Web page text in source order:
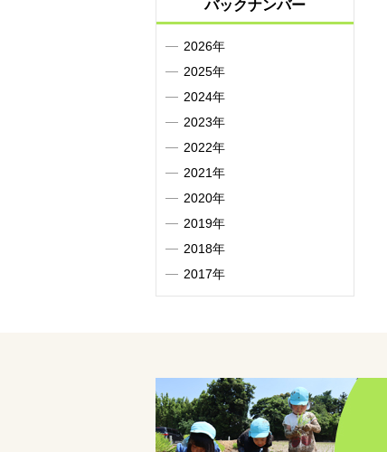
バックナンバー
2026年
2025年
2024年
2023年
2022年
2021年
2020年
2019年
2018年
2017年